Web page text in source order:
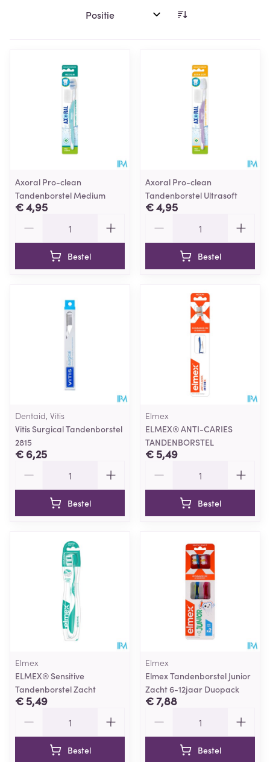
Sorteer op:
Axoral Pro-clean
Tandenborstel Medium
€ 4,95
Bestel
Axoral Pro-clean
Tandenborstel Ultrasoft
€ 4,95
Bestel
Dentaid, Vitis
Vitis Surgical Tandenborstel
2815
€ 6,25
Bestel
Elmex
ELMEX® ANTI-CARIES
TANDENBORSTEL
€ 5,49
Bestel
Elmex
ELMEX® Sensitive
Tandenborstel Zacht
€ 5,49
Bestel
Elmex
Elmex Tandenborstel Junior
Zacht 6-12jaar Duopack
€ 7,88
Bestel